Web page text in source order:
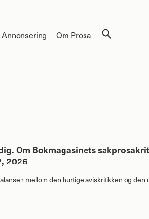
Annonsering Om Prosa
Om Bokmagasinets
2026
mellom den hurtige aviskritikken og den